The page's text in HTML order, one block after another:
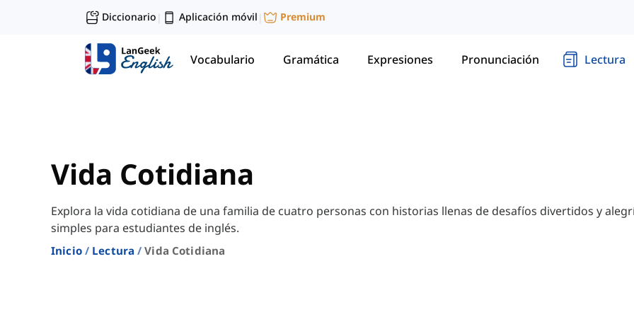
Diccionario | Aplicación móvil | Premium
Vocabulario Gramática Expresiones Pronunciación Lectura
Vida Cotidiana
Explora la vida cotidiana de una familia de cuatro personas con historias llenas de desafíos divertidos y
simples para estudiantes de inglés.
Inicio Lectura Vida Cotidiana